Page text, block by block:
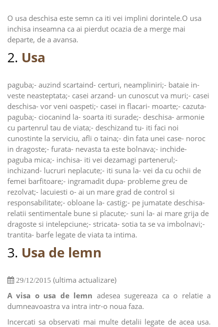
O usa deschisa este semn ca iti vei implini dorintele.O usa
inchisa inseamna ca ai pierdut ocazia de a merge mai
departe, de a avansa.
2. Usa
paguba;- auzind scartaind- certuri, neampliniri;- bataie in-
veste neasteptata;- casei arzand- un cunoscut va muri;- casei
deschisa- vor veni oaspeti;- casei in flacari- moarte;- cazuta-
paguba;- ciocanind la- soarta iti surade;- deschisa- armonie
cu partenrul tau de viata;- deschizand tu- iti faci noi
cunostinte la serviciu, afli o taina;- din fata unei case- noroc
in dragoste;- furata- nevasta ta este bolnava;- inchide-
paguba mica;- inchisa- iti vei dezamagi partenerul;-
inchizand- lucruri neplacute;- iti suna la- vei da cu ochii de
femei barfitoare;- ingramadit dupa- probleme greu de
rezolvat;- lacuiesti o- ai un mare grad de control si
responsabilitate;- obloane la- castig;- pe jumatate deschisa-
relatii sentimentale bune si placute;- suni la- ai mare grija de
dragoste si intelepciune;- stricata- sotia ta se va imbolnavi;-
trantita- barfe legate de viata ta intima.
3. Usa de lemn
29/12/2015 (ultima actualizare)
A visa o usa de lemn adesea sugereaza ca o relatie a
dumneavoastra va intra intr-o noua faza.
Incercati sa observati mai multe detalii legate de acea usa.